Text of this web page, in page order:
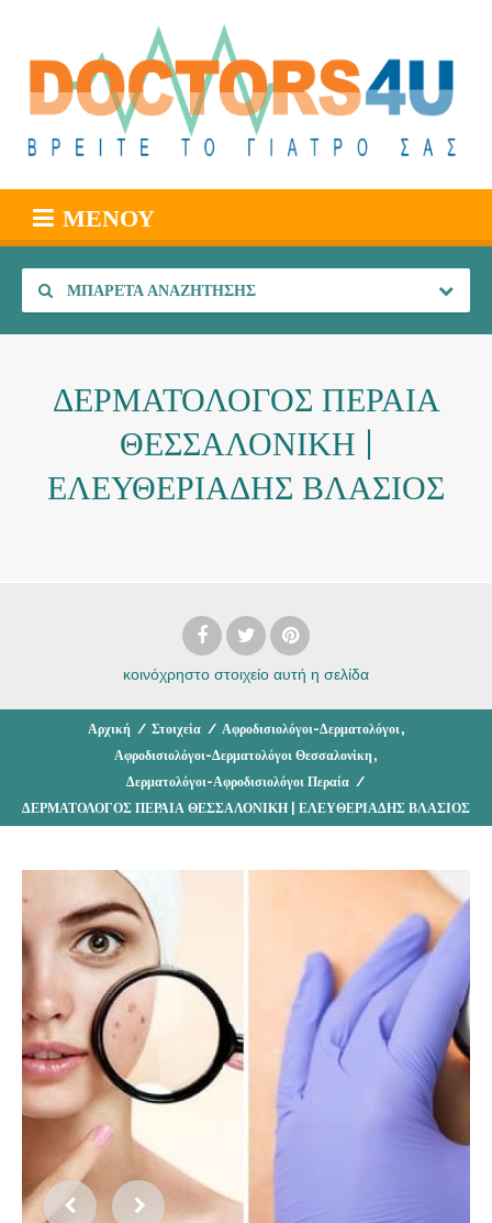
ΜΕΝΟΎ
ΜΠΑΡΈΤΑ ΑΝΑΖΉΤΗΣΗΣ
ΔΕΡΜΑΤΟΛΟΓΟΣ ΠΕΡΑΙΑ
ΘΕΣΣΑΛΟΝΙΚΗ |
ΕΛΕΥΘΕΡΙΑΔΗΣ ΒΛΑΣΙΟΣ
κοινόχρηστο στοιχείο αυτή η σελίδα
Αρχική / Στοιχεία / Αφροδισιολόγοι-Δερματολόγοι ,
Αφροδισιολόγοι-Δερματολόγοι Θεσσαλονίκη ,
Δερματολόγοι-Αφροδισιολόγοι Περαία /
ΔΕΡΜΑΤΟΛΟΓΟΣ ΠΕΡΑΙΑ ΘΕΣΣΑΛΟΝΙΚΗ | ΕΛΕΥΘΕΡΙΑΔΗΣ ΒΛΑΣΙΟΣ